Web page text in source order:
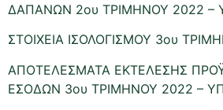
ΔΑΠΑΝΩΝ 2ου ΤΡΙΜΗΝΟΥ 2022 –
ΣΤΟΙΧΕΙΑ ΙΣΟΛΟΓΙΣΜΟΥ 3ου
ΑΠΟΤΕΛΕΣΜΑΤΑ ΕΚΤΕΛΕΣΗΣ
ΕΣΟΔΩΝ 3ου ΤΡΙΜΗΝΟΥ 2022 –